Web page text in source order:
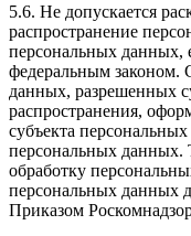
5.6. Не допускается
распространение
персональных данных,
федеральным законом.
данных, разрешенных
распространения,
субъекта
персональных данных.
обработку
персональных данных
Приказом